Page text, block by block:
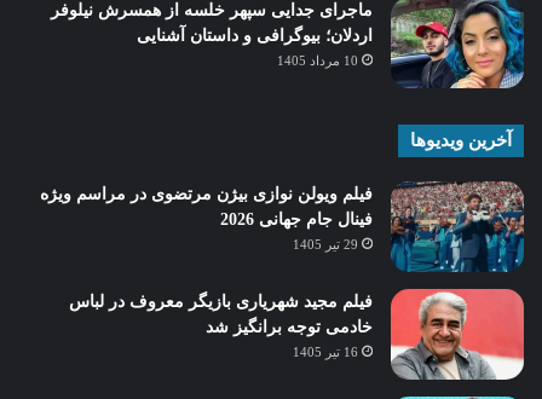
ماجرای جدایی سپهر خلسه از همسرش نیلوفر
اردلان؛ بیوگرافی و داستان آشنایی
10 مرداد 1405
آخرین ویدیوها
فیلم ویولن نوازی بیژن مرتضوی در مراسم ویژه
فینال جام جهانی 2026
29 تیر 1405
فیلم مجید شهریاری بازیگر معروف در لباس
خادمی توجه برانگیز شد
16 تیر 1405